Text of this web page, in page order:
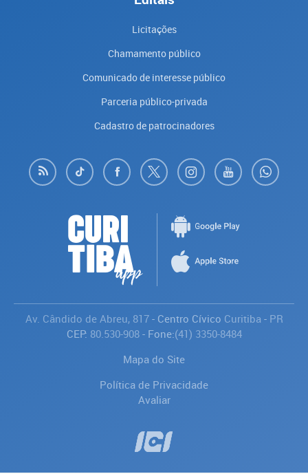
Licitações
Chamamento público
Comunicado de interesse público
Parceria público-privada
Cadastro de patrocinadores
Av. Cândido de Abreu, 817- Centro Cívico Curitiba - PR
CEP: 80.530-908- Fone:(41) 3350-8484
Mapa do Site
Política de Privacidade
Avaliar